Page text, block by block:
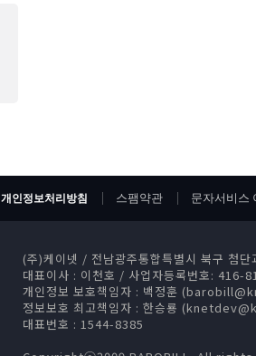
개인정보처리방침 스팸약관 문자서비스
(주)케이넷 / 전남광주통합특별시 북구 첨
대표이사 : 이천호 / 사업자등록번호: 416-
개인정보 보호책임자 : 백정훈
정보보호 최고책임자 : 한승룡
대표번호 : 1544-8385